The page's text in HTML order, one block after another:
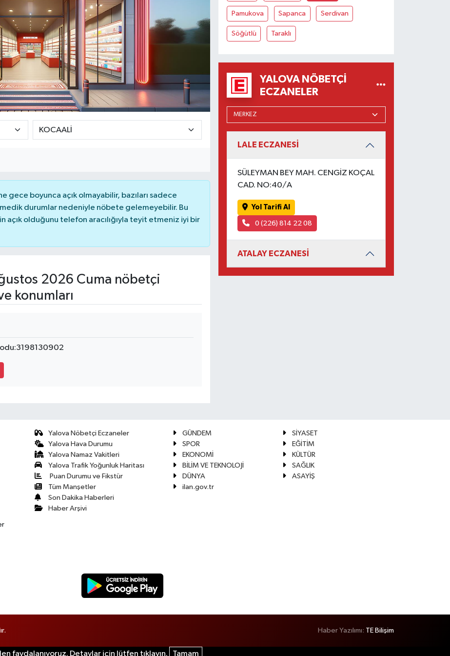
gece boyunca açık olmayabilir, bazıları sadece
durumlar nedeniyle nöbete gelemeyebilir. Bu
açık olduğunu telefon aracılığıyla teyit etmeniz iyi bir
2026 Cuma nöbetçi
konumları
Pamukova Sapanca Serdivan
Söğütlü Taraklı
YALOVA NÖBETÇI
ECZANELER
LALE ECZANESİ
SÜLEYMAN BEY MAH. CENGİZ KOÇAL
CAD. NO:40/A
Yol Tarifi Al
0 (226) 814 22 08
ATALAY ECZANESİ
Yalova Nöbetçi Eczaneler
Yalova Hava Durumu
Yalova Namaz Vakitleri
Yalova Trafik Yoğunluk Haritası
Puan Durumu ve Fikstür
Tüm Manşetler
Son Dakika Haberleri
Haber Arşivi
GÜNDEM
SİYASET
SPOR
EĞİTİM
EKONOMİ
KÜLTÜR
BİLİM VE TEKNOLOJİ
SAĞLIK
DÜNYA
ASAYİŞ
ilan.gov.tr
Haber Yazılımı: TE Bilişim
faydalanıyoruz. Detaylar için lütfen tıklayın. Tamam